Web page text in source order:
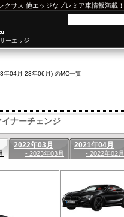
クサス 他エッジなプレミア車情報満載！
ーエッジ
年04月-23年06月) のMC一覧
イナーチェンジ
2022年03月
- 2023年03月
2021年04月
- 2022年02月